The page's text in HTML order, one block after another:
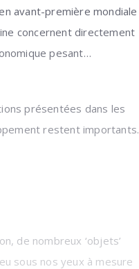
avant-première mondiale
concernent directement
pesant…
présentées dans les
restent importants.
de nombreux ‘objets’
sous nos yeux à mesure